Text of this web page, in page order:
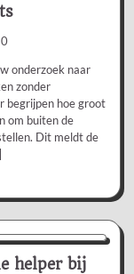
0
onderzoek naar
zonder
begrijpen hoe groot
om buiten de
Dit meldt de
helper bij